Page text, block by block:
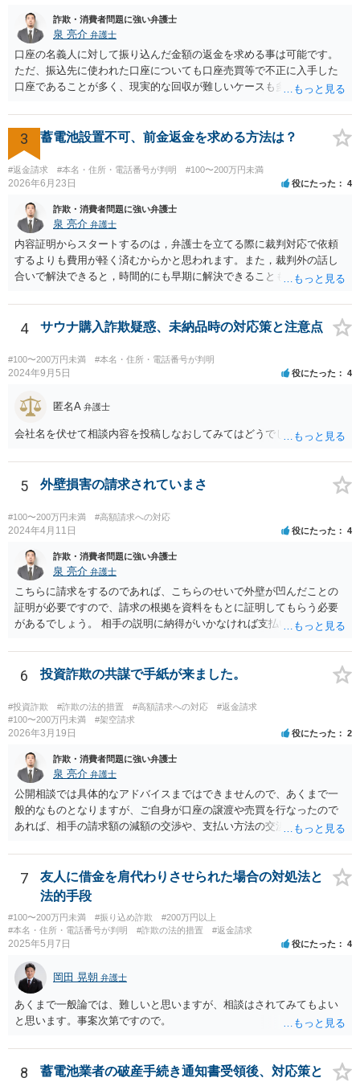
詐欺・消費者問題に強い弁護士
泉 亮介 弁護士
口座の名義人に対して振り込んだ金額の返金を求める事は可能です。
ただ、振込先に使われた口座についても口座売買等で不正に入手した
口座であることが多く、現実的な回収が難しいケースも多いでしょ
3 蓄電池設置不可、前金返金を求める方法は？
#返金請求 #本名・住所・電話番号が判明 #100〜200万円未満
2026年6月23日 役にたった 4
詐欺・消費者問題に強い弁護士
泉 亮介 弁護士
内容証明からスタートするのは，弁護士を立てる際に裁判対応で依頼
するよりも費用が軽く済むからかと思われます。また，裁判外の話し
合いで解決できると，時間的にも早期に解決できることも見込めま
スもあり，その場合は裁判手続きから始めることとなるかと思われま
す。 支払督促については異議を出されると通常訴訟へ移行するため，
った方が良いでしょう。
4 サウナ購入詐欺疑惑、未納品時の対応策と注意点
#100〜200万円未満 #本名・住所・電話番号が判明
2024年9月5日 役にたった 4
匿名A 弁護士
会社名を伏せて相談内容を投稿しなおしてみてはどうでしょうか？
5 外壁損害の請求されていまさ
#100〜200万円未満 #高額請求への対応
2024年4月11日 役にたった 4
詐欺・消費者問題に強い弁護士
泉 亮介 弁護士
こちらに請求をするのであれば、こちらのせいで外壁が凹んだことの
証明が必要ですので、請求の根拠を資料をもとに証明してもらう必要
があるでしょう。 相手の説明に納得がいかなければ支払い義務がある
6 投資詐欺の共謀で手紙が来ました。
#投資詐欺 #詐欺の法的措置 #高額請求への対応
#返金請求
#100〜200万円未満
#架空請求
2026年3月19日 役にたった 2
詐欺・消費者問題に強い弁護士
泉 亮介 弁護士
公開相談では具体的なアドバイスまではできませんので、あくまで一
般的なものとなりますが、ご自身が口座の譲渡や売買を行なったので
あれば、相手の請求額の減額の交渉や、支払い方法の交渉をしていく
7
友人に借金を肩代わりさせられた場合の対処法と
法的手段
#100〜200万円未満 #振り込め詐欺
#200万円以上
#本名・住所・電話番号が判明
#詐欺の法的措置 #返金請求
2025年5月7日 役にたった 4
岡田 晃朝 弁護士
あくまで一般論では、難しいと思いますが、相談はされてみてもよい
と思います。事案次第ですので。
8
蓄電池業者の破産手続き通知書受領後、対応策と